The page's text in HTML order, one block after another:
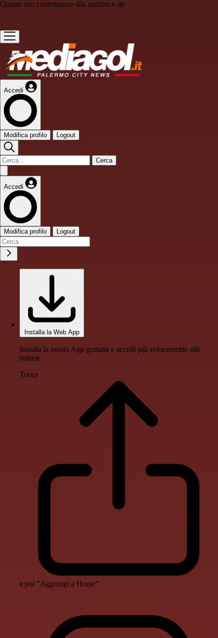
Questo sito contribuisce alla audience de
Accedi
Modifica profilo Logout
Cerca
Accedi
Modifica profilo Logout
Installa la Web App
Installa la nostra App gratuita e accedi più velocemente alle
notizie
Tocca
e poi "Aggiungi a Home"